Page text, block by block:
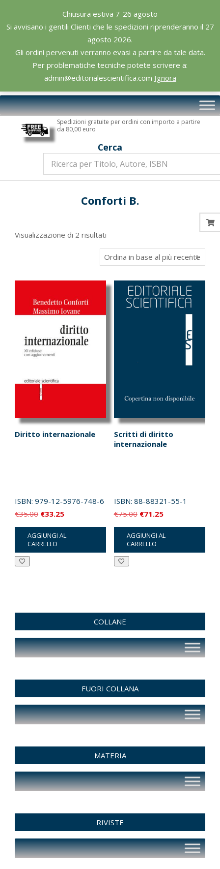
Chiusura estiva 7-26 agosto
Si avvisano i gentili Clienti che le spedizioni riprenderanno il 27
agosto 2026.
Gli ordini pervenuti verranno evasi a partire da tale data.
Per problematiche tecniche potete scrivere a:
admin@editorialescientifica.com Ignora
content
Editoriale
Scientifica
Primary
Navigation
Spedizioni gratuite per ordini con importo a partire
da 80,00 euro
Cerca
Conforti B.
Visualizzazione di 2 risultati
in
base
più
recente
Diritto internazionale
ISBN: 979-12-5976-748-6
€35.00 Il
prezzo
originale
era:
€33.25Il
prezzo
attuale
è:
AGGIUNGI AL
CARRELLO
Scritti di diritto
internazionale
ISBN: 88-88321-55-1
€75.00 Il
prezzo
originale
era:
€71.25Il
prezzo
attuale
è:
AGGIUNGI AL
CARRELLO
COLLANE
FUORI COLLANA
MATERIA
RIVISTE